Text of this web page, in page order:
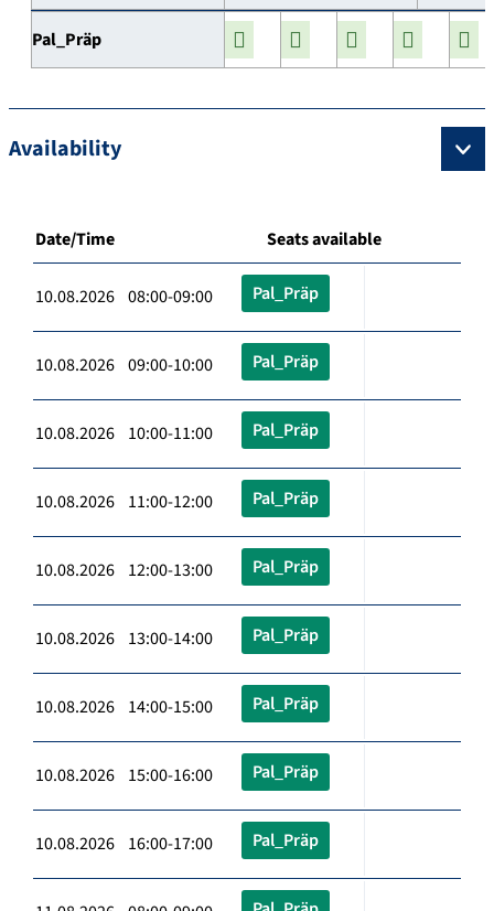
Pal_Präp
Availability
Date/Time Seats available
10.08.2026 08:00-09:00 Pal_Präp
10.08.2026 09:00-10:00 Pal_Präp
10.08.2026 10:00-11:00 Pal_Präp
10.08.2026 11:00-12:00 Pal_Präp
10.08.2026 12:00-13:00 Pal_Präp
10.08.2026 13:00-14:00 Pal_Präp
10.08.2026 14:00-15:00 Pal_Präp
10.08.2026 15:00-16:00 Pal_Präp
10.08.2026 16:00-17:00 Pal_Präp